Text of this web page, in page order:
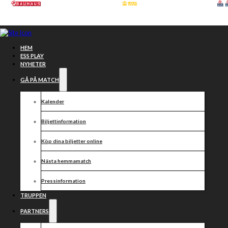
Hoppa till huvudinnehåll
HEM
ESS PLAY
NYHETER
GÅ PÅ MATCH
Kalender
Biljettinformation
Köp dina biljetter online
Nästa hemmamatch
Pressinformation
TRUPPEN
PARTNERS
Programklappran
med